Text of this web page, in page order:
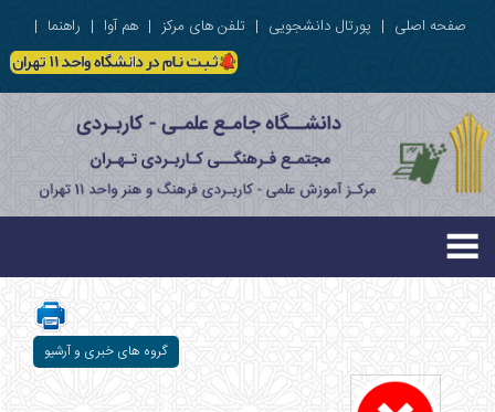
صفحه اصلی | پورتال دانشجویی | تلفن های مرکز | هم آوا | راهنما |
گروه های خبری و آرشیو